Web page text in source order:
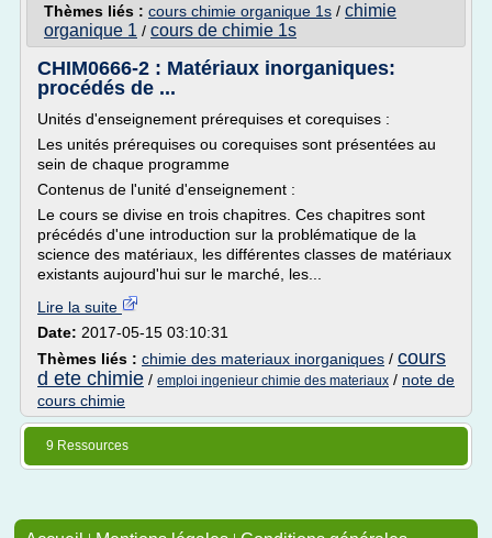
Thèmes liés : cours chimie organique 1s / chimie
organique 1 / cours de chimie 1s
CHIM0666-2 : Matériaux inorganiques:
procédés de ...
Unités d'enseignement prérequises et corequises :
Les unités prérequises ou corequises sont présentées au
sein de chaque programme
Contenus de l'unité d'enseignement :
Le cours se divise en trois chapitres. Ces chapitres sont
précédés d'une introduction sur la problématique de la
science des matériaux, les différentes classes de matériaux
existants aujourd'hui sur le marché, les...
Lire la suite
Date: 2017-05-15 03:10:31
Thèmes liés : chimie des materiaux inorganiques / cours
d ete chimie / emploi ingenieur chimie des materiaux / note de
cours chimie
9 Ressources